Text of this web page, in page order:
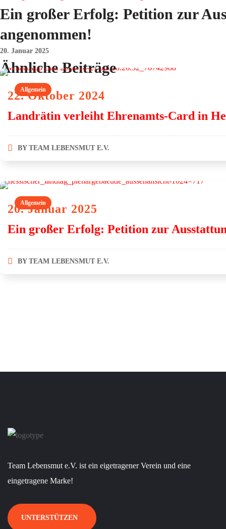
Ein großer Erfolg: Petition zur
angenommen!
20. Januar 2025
Ähnliche Beiträge
Allgemein
22. Oktober 2024
Landrätin verleiht Ehrenamts-Card in
BY TEAM LEBENSMUT E.V.
Allgemein
20. Januar 2025
Ein großer Erfolg: Petition zur
BY TEAM LEBENSMUT E.V.
Team Lebensmut e.V. ist ein eigetragener Verein und eine
eingetragene Marke!
UNTERSTÜTZEN